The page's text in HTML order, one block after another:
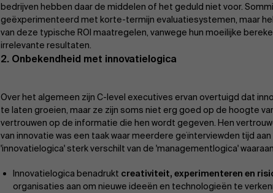
bedrijven hebben daar de middelen of het geduld niet voor.
geëxperimenteerd met korte-termijn evaluatiesystemen, maar
van deze typische ROI maatregelen, vanwege hun moeilijke
irrelevante resultaten.
2. Onbekendheid met innovatielogica
Over het algemeen zijn C-level executives ervan overtuigd dat
te laten groeien, maar ze zijn soms niet erg goed op de hoogte
vertrouwen op de informatie die hen wordt gegeven. Hen
van innovatie was een taak waar meerdere geïnterviewden tijd
'innovatielogica' sterk verschilt van de 'managementlogica'
Innovatielogica benadrukt creativiteit, experimenteren en
organisaties aan om nieuwe ideeën en technologieën te